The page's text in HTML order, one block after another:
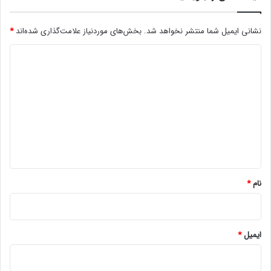
دلار
نشانی ایمیل شما منتشر نخواهد شد. بخش‌های موردنیاز علامت‌گذاری شده‌اند*
نام*
ایمیل*